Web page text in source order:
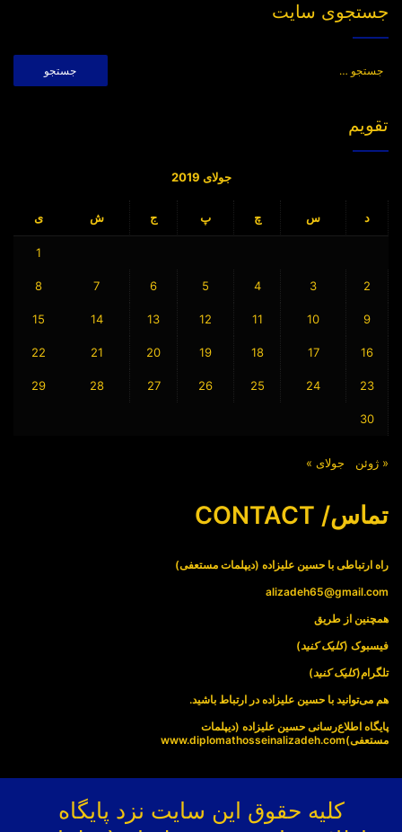
جستجوی سایت
برای:
تقویم
جولای 2019
د س چ پ ج ش ی
1
2
3
4
5
6
7
8
9
10
11
12
13
14
15
16
17
18
19
20
21
22
23
24
25
26
27
28
29
30
« ژوئن جولای »
تماس/ CONTACT
راه ارتباطی با حسین علیزاده (دیپلمات مستعفی)
alizadeh65@gmail.com
همچنین از طریق
فیسبوک (کلیک کنید)
تلگرام(کلیک کنید)
هم می‌توانید با حسین علیزاده در ارتباط باشید.
پایگاه اطلاع‌رسانی حسین علیزاده (دیپلمات
مستعفی)www.diplomathosseinalizadeh.com
کلیه حقوق این سایت نزد پایگاه